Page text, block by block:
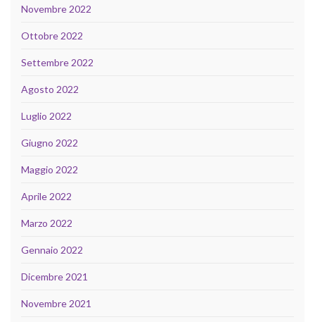
Novembre 2022
Ottobre 2022
Settembre 2022
Agosto 2022
Luglio 2022
Giugno 2022
Maggio 2022
Aprile 2022
Marzo 2022
Gennaio 2022
Dicembre 2021
Novembre 2021